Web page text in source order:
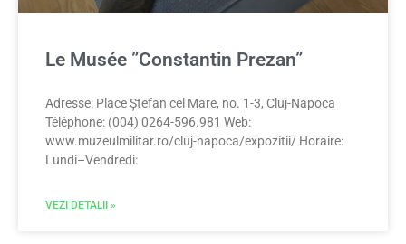
Le Musée ”Constantin Prezan”
Adresse: Place Ștefan cel Mare, no. 1-3, Cluj-Napoca
Téléphone: (004) 0264-596.981 Web:
www.muzeulmilitar.ro/cluj-napoca/expozitii/ Horaire:
Lundi–Vendredi:
VEZI DETALII »